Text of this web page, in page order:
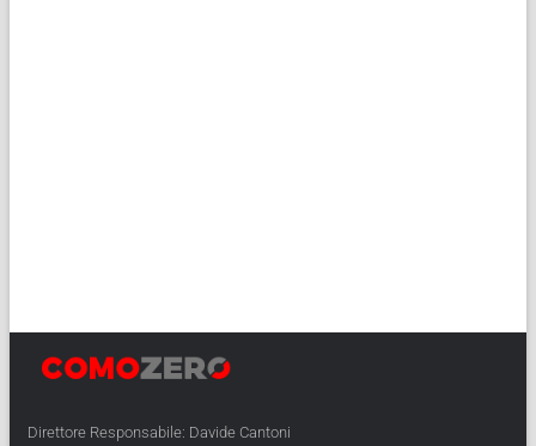
Direttore Responsabile: Davide Cantoni